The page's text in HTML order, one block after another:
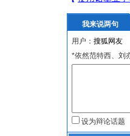
我来说两句
用户：
*依然范特西、刘
设为辩论话题